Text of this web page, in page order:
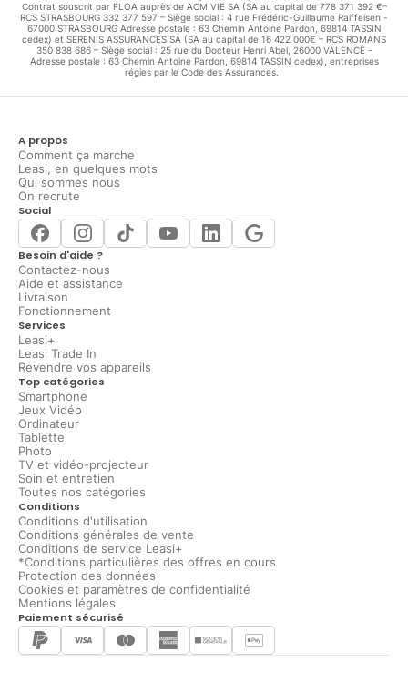
Contrat souscrit par FLOA auprès de ACM VIE SA (SA au capital de 778 371 392 €–
RCS STRASBOURG 332 377 597 – Siège social : 4 rue Frédéric-Guillaume Raiffeisen -
67000 STRASBOURG Adresse postale : 63 Chemin Antoine Pardon, 69814 TASSIN
cedex) et SERENIS ASSURANCES SA (SA au capital de 16 422 000€ – RCS ROMANS
350 838 686 – Siège social : 25 rue du Docteur Henri Abel, 26000 VALENCE -
Adresse postale : 63 Chemin Antoine Pardon, 69814 TASSIN cedex), entreprises
régies par le Code des Assurances.
A propos
Comment ça marche
Leasi, en quelques mots
Qui sommes nous
On recrute
Social
Besoin d'aide ?
Contactez-nous
Aide et assistance
Livraison
Fonctionnement
Services
Leasi+
Leasi Trade In
Revendre vos appareils
Top catégories
Smartphone
Jeux Vidéo
Ordinateur
Tablette
Photo
TV et vidéo-projecteur
Soin et entretien
Toutes nos catégories
Conditions
Conditions d'utilisation
Conditions générales de vente
Conditions de service Leasi+
*Conditions particulières des offres en cours
Protection des données
Cookies et paramètres de confidentialité
Mentions légales
Paiement sécurisé